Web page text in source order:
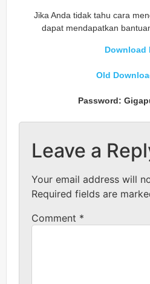
Jika Anda tidak tahu cara
dapat mendapatkan
Download
Old
Password:
Leave a
Your email address will
Required fields are
Comment *